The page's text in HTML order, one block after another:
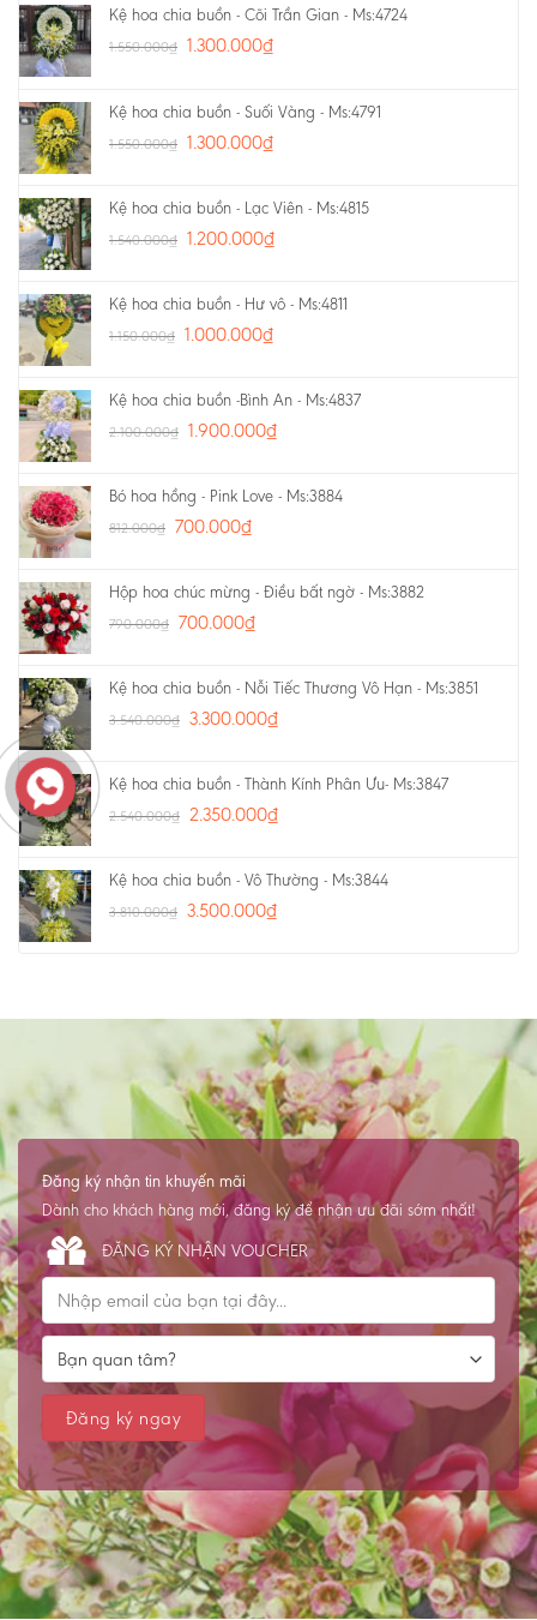
Kệ hoa chia buồn - Cõi Trần Gian - Ms:4724
1.550.000₫ 1.300.000₫
Kệ hoa chia buồn - Suối Vàng - Ms:4791
1.550.000₫ 1.300.000₫
Kệ hoa chia buồn - Lạc Viên - Ms:4815
1.540.000₫ 1.200.000₫
Kệ hoa chia buồn - Hư vô - Ms:4811
1.150.000₫ 1.000.000₫
Kệ hoa chia buồn -Bình An - Ms:4837
2.100.000₫ 1.900.000₫
Bó hoa hồng - Pink Love - Ms:3884
812.000₫ 700.000₫
Hộp hoa chúc mừng - Điều bất ngờ - Ms:3882
790.000₫ 700.000₫
Kệ hoa chia buồn - Nỗi Tiếc Thương Vô Hạn - Ms:3851
3.540.000₫ 3.300.000₫
Kệ hoa chia buồn - Thành Kính Phân Ưu- Ms:3847
2.540.000₫ 2.350.000₫
Kệ hoa chia buồn - Vô Thường - Ms:3844
3.810.000₫ 3.500.000₫
Đăng ký nhận tin khuyến mãi
Dành cho khách hàng mới, đăng ký để nhận ưu đãi sớm nhất!
ĐĂNG KÝ NHẬN VOUCHER